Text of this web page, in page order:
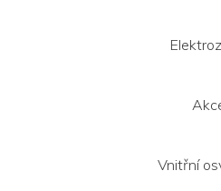
Vnitřní